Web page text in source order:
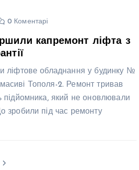
0 Коментарі
капремонт ліфта з
ліфтове обладнання у будинку №
Тополя-2. Ремонт тривав
підйомника, який не оновлювали
зробили під час ремонту